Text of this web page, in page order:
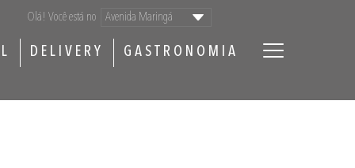
Olá! Você está no
DELIVERY GASTRONOMIA